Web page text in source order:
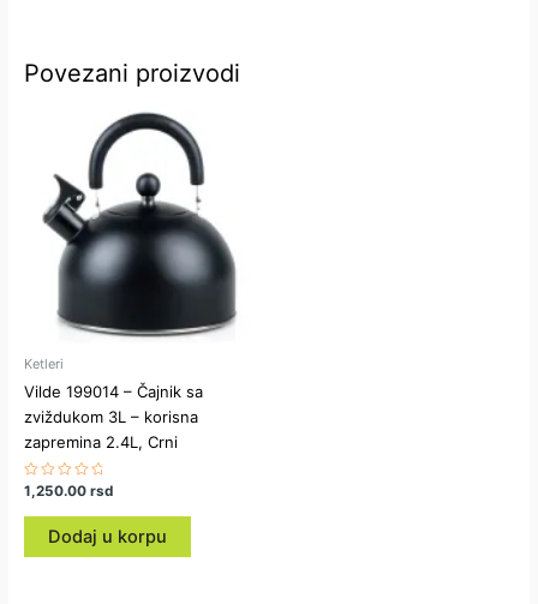
Povezani proizvodi
Ketleri
Vilde 199014 – Čajnik sa
zviždukom 3L – korisna
zapremina 2.4L, Crni
Ocenjeno
sa
0
1,250.00rsd
Dodaj u korpu